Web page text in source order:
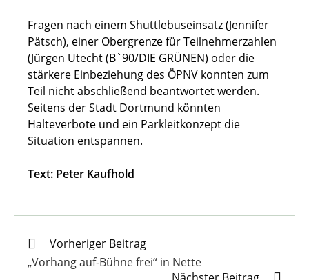
Fragen nach einem Shuttlebuseinsatz (Jennifer
Pätsch), einer Obergrenze für Teilnehmerzahlen
(Jürgen Utecht (B`90/DIE GRÜNEN) oder die
stärkere Einbeziehung des ÖPNV konnten zum
Teil nicht abschließend beantwortet werden.
Seitens der Stadt Dortmund könnten
Halteverbote und ein Parkleitkonzept die
Situation entspannen.
Text: Peter Kaufhold
Weitere
Artikel
ansehen
Vorheriger Beitrag
„Vorhang auf-Bühne frei“ in Nette